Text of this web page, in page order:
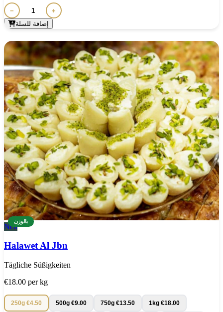
−
+
إضافة للسلة
Neu
بالوزن
Halawet Al Jbn
Tägliche Süßigkeiten
€18.00 per kg
250g €4.50 500g €9.00 750g €13.50 1kg €18.00